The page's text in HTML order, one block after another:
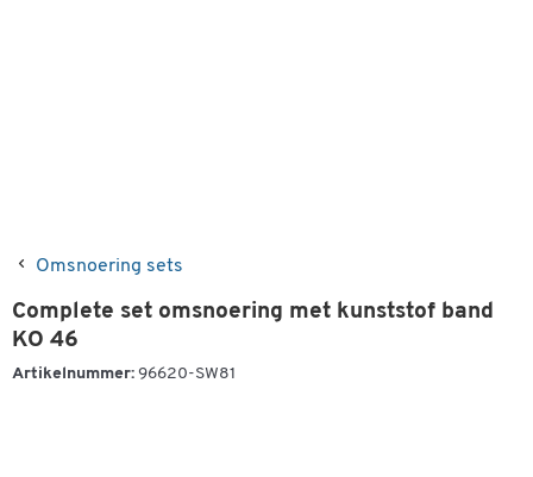
Omsnoering sets
Complete set omsnoering met kunststof band
KO 46
Artikelnummer: 96620-SW81